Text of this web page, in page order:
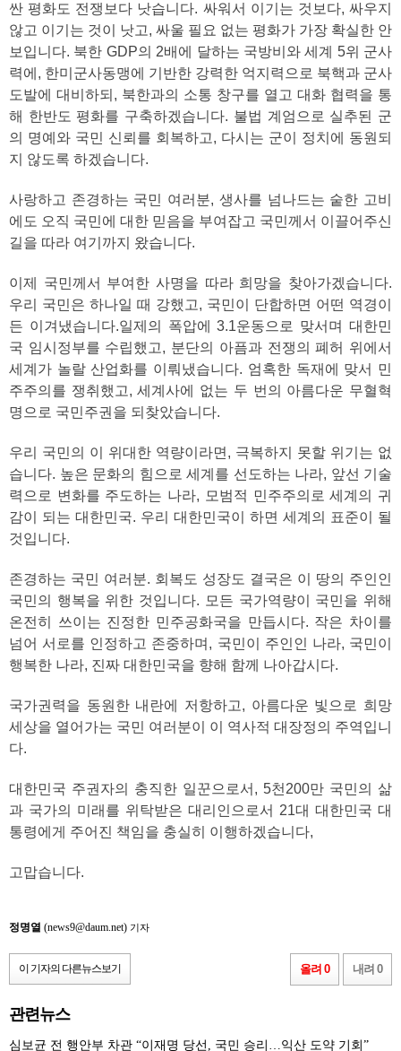
싼 평화도 전쟁보다 낫습니다. 싸워서 이기는 것보다, 싸우지
않고 이기는 것이 낫고, 싸울 필요 없는 평화가 가장 확실한 안
보입니다. 북한 GDP의 2배에 달하는 국방비와 세계 5위 군사
력에, 한미군사동맹에 기반한 강력한 억지력으로 북핵과 군사
도발에 대비하되, 북한과의 소통 창구를 열고 대화 협력을 통
해 한반도 평화를 구축하겠습니다. 불법 계엄으로 실추된 군
의 명예와 국민 신뢰를 회복하고, 다시는 군이 정치에 동원되
지 않도록 하겠습니다.
사랑하고 존경하는 국민 여러분, 생사를 넘나드는 숱한 고비
에도 오직 국민에 대한 믿음을 부여잡고 국민께서 이끌어주신
길을 따라 여기까지 왔습니다.
이제 국민께서 부여한 사명을 따라 희망을 찾아가겠습니다.
우리 국민은 하나일 때 강했고, 국민이 단합하면 어떤 역경이
든 이겨냈습니다.일제의 폭압에 3.1운동으로 맞서며 대한민
국 임시정부를 수립했고, 분단의 아픔과 전쟁의 폐허 위에서
세계가 놀랄 산업화를 이뤄냈습니다. 엄혹한 독재에 맞서 민
주주의를 쟁취했고, 세계사에 없는 두 번의 아름다운 무혈혁
명으로 국민주권을 되찾았습니다.
우리 국민의 이 위대한 역량이라면, 극복하지 못할 위기는 없
습니다. 높은 문화의 힘으로 세계를 선도하는 나라, 앞선 기술
력으로 변화를 주도하는 나라, 모범적 민주주의로 세계의 귀
감이 되는 대한민국. 우리 대한민국이 하면 세계의 표준이 될
것입니다.
존경하는 국민 여러분. 회복도 성장도 결국은 이 땅의 주인인
국민의 행복을 위한 것입니다. 모든 국가역량이 국민을 위해
온전히 쓰이는 진정한 민주공화국을 만듭시다. 작은 차이를
넘어 서로를 인정하고 존중하며, 국민이 주인인 나라, 국민이
행복한 나라, 진짜 대한민국을 향해 함께 나아갑시다.
국가권력을 동원한 내란에 저항하고, 아름다운 빛으로 희망
세상을 열어가는 국민 여러분이 이 역사적 대장정의 주역입니
다.
대한민국 주권자의 충직한 일꾼으로서, 5천200만 국민의 삶
과 국가의 미래를 위탁받은 대리인으로서 21대 대한민국 대
통령에게 주어진 책임을 충실히 이행하겠습니다,
고맙습니다.
정명열 (news9@daum.net) 기자
이 기자의 다른뉴스보기 올려 0 내려 0
관련뉴스
심보균 전 행안부 차관 “이재명 당선, 국민 승리…익산 도약 기회”